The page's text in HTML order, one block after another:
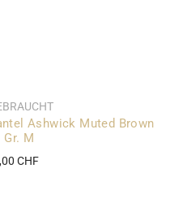
Ashwick Muted Brown
Gr. M
CHF